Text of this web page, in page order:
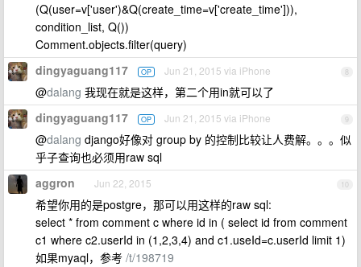
(Q(user=v['user')&Q(create_time=v['create_time'])),
condition_list, Q())
Comment.objects.filter(query)
8
dingyaguang117 OP Jun 21, 2015 via iPhone
@dalang 我现在就是这样，第二个用in就可以了
9
dingyaguang117 OP Jun 21, 2015 via iPhone
@dalang django好像对 group by 的控制比较让人费解。。。似
乎子查询也必须用raw sql
10
aggron Jun 22, 2015
希望你用的是postgre，那可以用这样的raw sql:
select * from comment c where id in ( select id from comment
c1 where c2.userId in (1,2,3,4) and c1.useId=c.userId limit 1)
如果myaql，参考 /t/198719